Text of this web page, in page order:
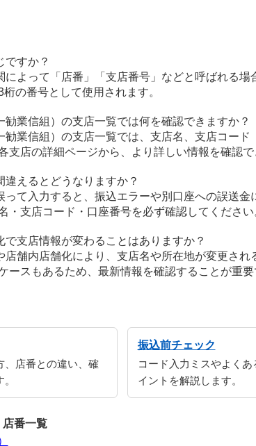
ですか？
によって「店番」「支店番号」などと呼ばれる場
の番号として使用されます。
業信組）の支店一覧では何を確認できますか？
勧業信組）の支店一覧では、支店名、支店コード
支店の詳細ページから、より詳しい情報を確認で
えるとどうなりますか？
って入力すると、振込エラーや別口座への誤送金
・支店コード・口座番号を必ず確認してください
で支店情報が変わることはありますか？
店舗内店舗化により、支店名や所在地が変更され
ースもあるため、最新情報を確認することが重要
、店番との違い、確
振込前チェック
コード入力ミスやよく
イントを解説します。
店番一覧